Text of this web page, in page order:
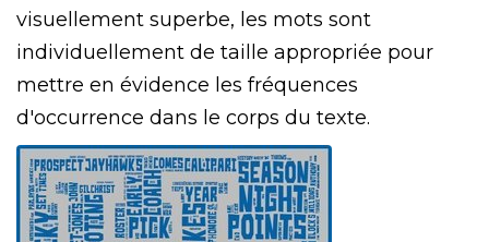
visuellement superbe, les mots sont
individuellement de taille appropriée pour
mettre en évidence les fréquences
d'occurrence dans le corps du texte.